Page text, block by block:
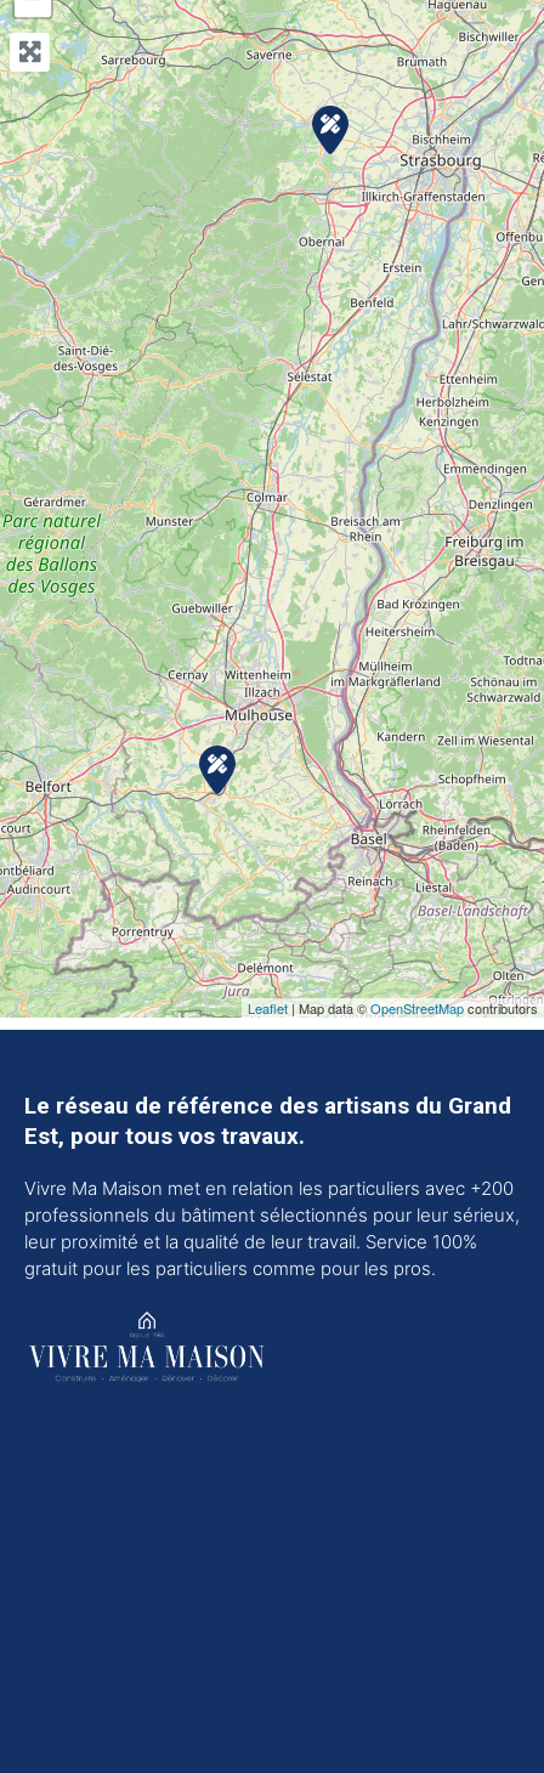
Leaflet | Map data ©OpenStreetMapcontributors
Le réseau de référence des artisans du Grand
Est, pour tous vos travaux.
Vivre Ma Maison met en relation les particuliers avec +200
professionnels du bâtiment sélectionnés pour leur sérieux,
leur proximité et la qualité de leur travail. Service 100%
gratuit pour les particuliers comme pour les pros.